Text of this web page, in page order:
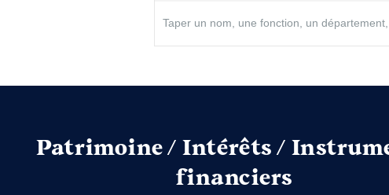
Patrimoine / Intérêts /
financiers